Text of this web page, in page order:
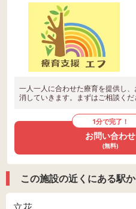
一人一人に合わせた療育を提供し
消していきます。まずはご相談くだ
1分で完了！
お問い合わせ
(無料)
この施設の近くにある駅